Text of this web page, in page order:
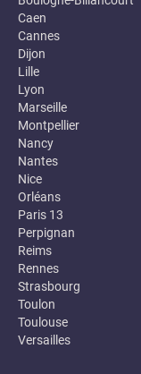
Caen
Cannes
Dijon
Lille
Lyon
Marseille
Montpellier
Nancy
Nantes
Nice
Orléans
Paris 13
Perpignan
Reims
Rennes
Strasbourg
Toulon
Toulouse
Versailles